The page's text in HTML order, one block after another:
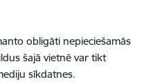
obligāti nepieciešamās
šajā vietnē var tikt
sīkdatnes.